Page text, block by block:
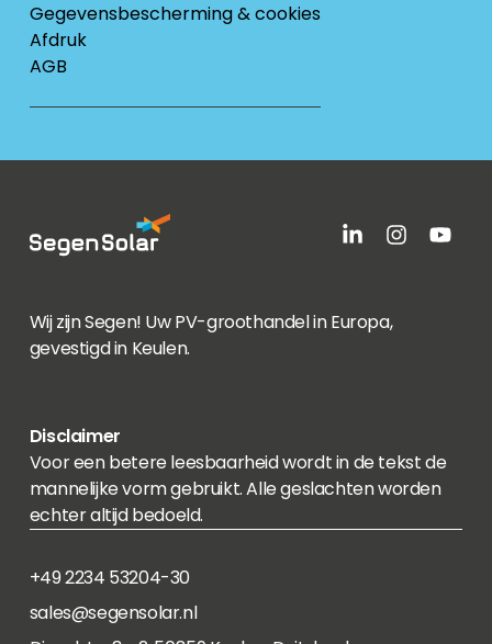
Gegevensbescherming & cookies
Afdruk
AGB
Wij zijn Segen! Uw PV-groothandel in Europa,
gevestigd in Keulen.
Disclaimer
Voor een betere leesbaarheid wordt in de tekst de
mannelijke vorm gebruikt. Alle geslachten worden
echter altijd bedoeld.
+49 2234 53204-30
sales@segensolar.nl